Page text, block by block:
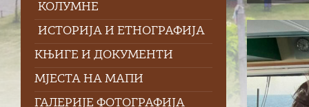
КОЛУМНЕ
ИСТОРИЈА И ЕТНОГРАФИЈА
КЊИГЕ И ДОКУМЕНТИ
МЈЕСТА НА МАПИ
ГАЛЕРИЈЕ ФОТОГРАФИЈА